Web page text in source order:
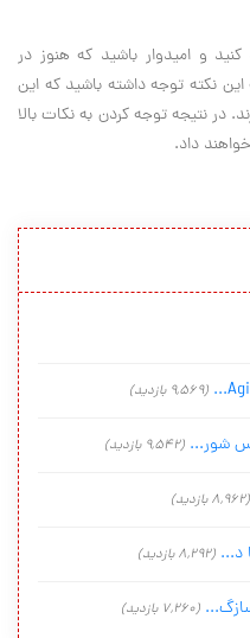
و امیدوار باشید که هنوز در
نکته توجه داشته باشید که این
در نتیجه توجه کردن به نکات بالا
داد.
(9,569 بازدید)
شور... (9,542 بازدید)
(8,962 بازدید)
د... (8,292 بازدید)
(7,260 بازدید)